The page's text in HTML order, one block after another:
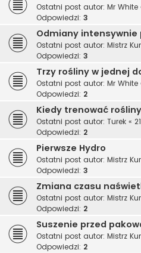
Ostatni post autor: Mr White
Odpowiedzi: 3
Odmiany intensywnie
Ostatni post autor: Mistrz
Odpowiedzi: 3
Trzy rośliny w jednej
Ostatni post autor: Mr White
Odpowiedzi: 2
Kiedy trenować
Ostatni post autor: Turek «
Odpowiedzi: 2
Pierwsze Hydro
Ostatni post autor: Mistrz
Odpowiedzi: 3
Zmiana czasu
Ostatni post autor: Mistrz
Odpowiedzi: 2
Suszenie przed
Ostatni post autor: Mistrz
Odpowiedzi: 2